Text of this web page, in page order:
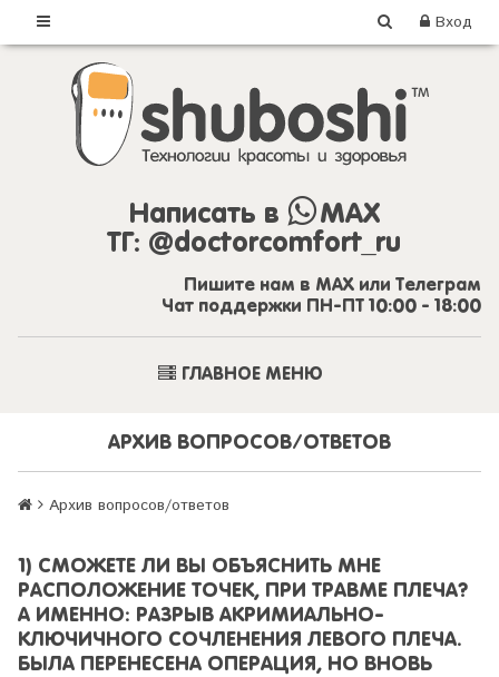
Вход
Написать в
MAX
ТГ: @doctorcomfort_ru
Пишите нам в MAX или Телеграм
Чат поддержки ПН-ПТ 10:00 - 18:00
ГЛАВНОЕ МЕНЮ
АРХИВ ВОПРОСОВ/ОТВЕТОВ
Архив вопросов/ответов
1) СМОЖЕТЕ ЛИ ВЫ ОБЪЯСНИТЬ МНЕ
РАСПОЛОЖЕНИЕ ТОЧЕК, ПРИ ТРАВМЕ ПЛЕЧА?
А ИМЕННО: РАЗРЫВ АКРИМИАЛЬНО-
КЛЮЧИЧНОГО СОЧЛЕНЕНИЯ ЛЕВОГО ПЛЕЧА.
БЫЛА ПЕРЕНЕСЕНА ОПЕРАЦИЯ, НО ВНОВЬ